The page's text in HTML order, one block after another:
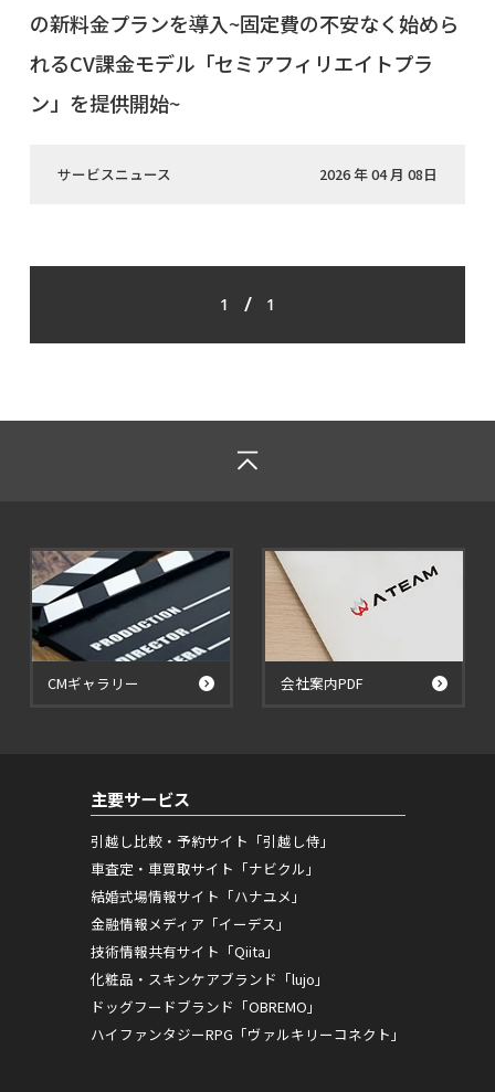
の新料金プランを導入~固定費の不安なく始めら
れるCV課金モデル「セミアフィリエイトプラ
ン」を提供開始~
サービスニュース 2026 年 04 月 08日
1 / 1
CMギャラリー 会社案内PDF
主要サービス
引越し比較・予約サイト「引越し侍」
車査定・車買取サイト「ナビクル」
結婚式場情報サイト「ハナユメ」
金融情報メディア「イーデス」
技術情報共有サイト「Qiita」
化粧品・スキンケアブランド「lujo」
ドッグフードブランド「OBREMO」
ハイファンタジーRPG「ヴァルキリーコネクト」